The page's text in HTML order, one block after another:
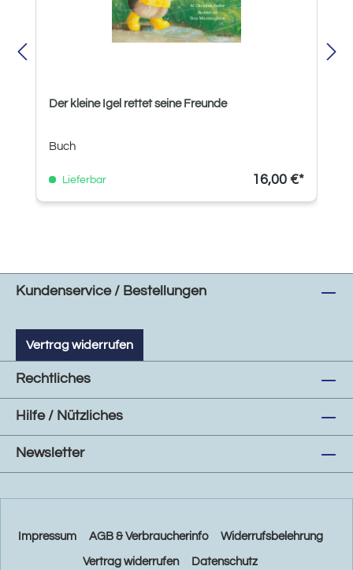
Der kleine Igel rettet seine Freunde
Buch
Lieferbar 16,00 €*
Kundenservice / Bestellungen
Vertrag widerrufen
Rechtliches
Hilfe / Nützliches
Newsletter
Impressum AGB & Verbraucherinfo Widerrufsbelehrung
Vertrag widerrufen Datenschutz